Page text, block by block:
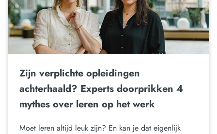
Zijn verplichte opleidingen
achterhaald? Experts doorprikken 4
mythes over leren op het werk
Moet leren altijd leuk zijn? En kan je dat eigenlijk